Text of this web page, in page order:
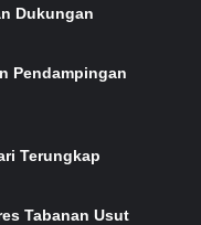
Dukungan
Pendampingan
Terungkap
Tabanan Usut